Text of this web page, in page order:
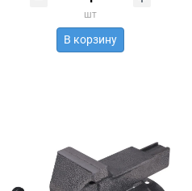
шт
В корзину